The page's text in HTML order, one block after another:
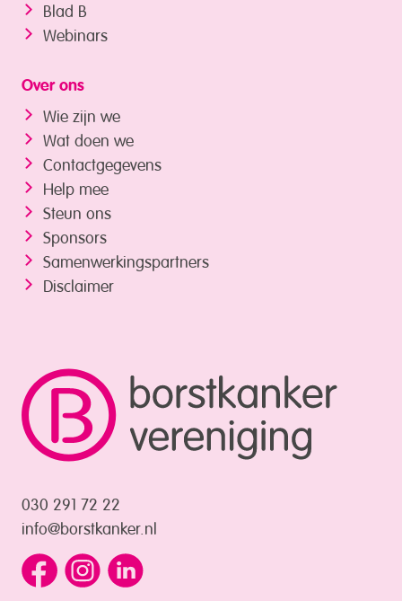
030 291 72 22
info@borstkanker.nl
Blad B
Webinars
Over ons
Wie zijn we
Wat doen we
Contactgegevens
Help mee
Steun ons
Sponsors
Samenwerkings­partners
Disclaimer